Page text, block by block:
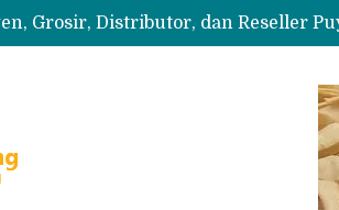
Grosir, Distributor, dan Reseller
Mentah 1 Ball 5 kg
Terdekat Kualitas Unggul untuk